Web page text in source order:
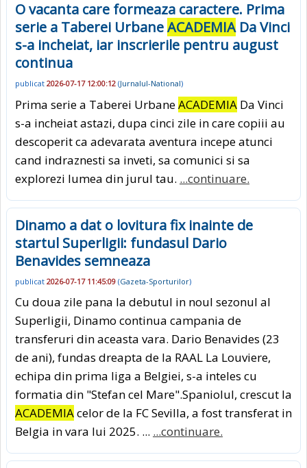
O vacanta care formeaza caractere. Prima
serie a Taberei UrbaneACADEMIADa Vinci
s-a incheiat, iar inscrierile pentru august
continua
publicat 2026-07-17 12:00:12 (Jurnalul-National)
Prima serie a Taberei UrbaneACADEMIA Da Vinci
s-a incheiat astazi, dupa cinci zile in care copiii au
descoperit ca adevarata aventura incepe atunci
cand indraznesti sa inveti, sa comunici si sa
explorezi lumea din jurul tau. ...continuare.
Dinamo a dat o lovitura fix inainte de
startul Superligii: fundasul Dario
Benavides semneaza
publicat 2026-07-17 11:45:09 (Gazeta-Sporturilor)
Cu doua zile pana la debutul in noul sezonul al
Superligii, Dinamo continua campania de
transferuri din aceasta vara. Dario Benavides (23
de ani), fundas dreapta de la RAAL La Louviere,
echipa din prima liga a Belgiei, s-a inteles cu
formatia din "Stefan cel Mare".Spaniolul, crescut la
ACADEMIAcelor de la FC Sevilla, a fost transferat in
Belgia in vara lui 2025. ... ...continuare.